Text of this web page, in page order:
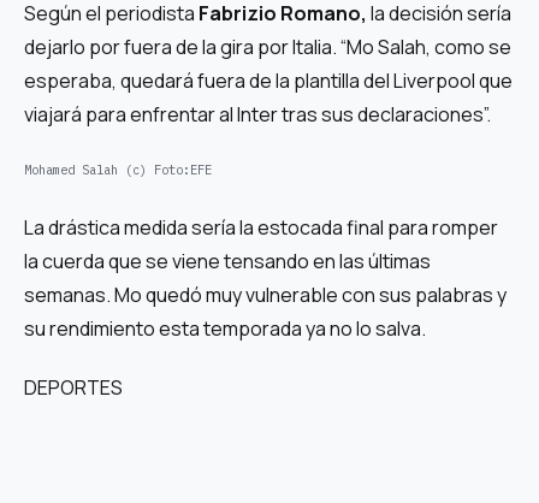
Según el periodista Fabrizio Romano, la decisión sería
dejarlo por fuera de la gira por Italia. “Mo Salah, como se
esperaba, quedará fuera de la plantilla del Liverpool que
viajará para enfrentar al Inter tras sus declaraciones”.
Mohamed Salah (c) Foto: EFE
La drástica medida sería la estocada final para romper
la cuerda que se viene tensando en las últimas
semanas. Mo quedó muy vulnerable con sus palabras y
su rendimiento esta temporada ya no lo salva.
DEPORTES